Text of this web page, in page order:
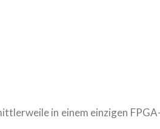
in einem einzigen